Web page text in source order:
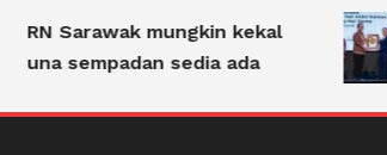
Sarawak mungkin kekal
sempadan sedia ada